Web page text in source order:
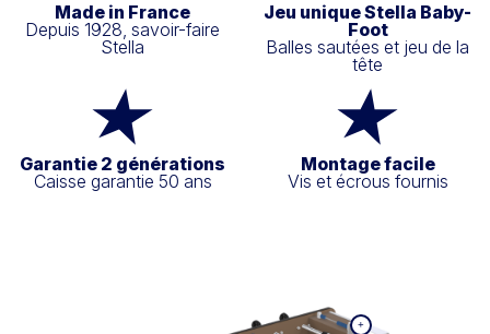
Made in France
Depuis 1928, savoir-faire
Stella
Jeu unique Stella Baby-
Foot
Balles sautées et jeu de la
tête
Garantie 2 générations
Caisse garantie 50 ans
Montage facile
Vis et écrous fournis